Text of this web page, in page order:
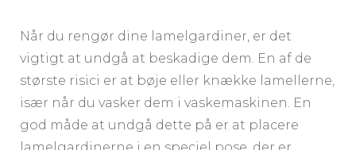
Når du rengør dine lamelgardiner, er det
vigtigt at undgå at beskadige dem. En af de
største risici er at bøje eller knække lamellerne,
især når du vasker dem i vaskemaskinen. En
god måde at undgå dette på er at placere